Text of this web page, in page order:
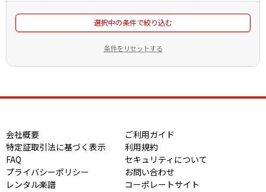
選択中の条件で絞り込む
条件をリセットする
会社概要
ご利用ガイド
特定証取引法に基づく表示
利用規約
FAQ
セキュリティについて
プライバシーポリシー
お問い合わせ
レンタル楽譜
コーポレートサイト